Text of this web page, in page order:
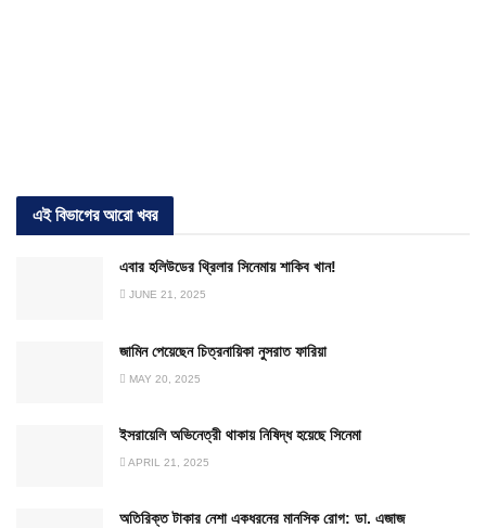
এই বিভাগের আরো খবর
এবার হলিউডের থ্রিলার সিনেমায় শাকিব খান!
JUNE 21, 2025
জামিন পেয়েছেন চিত্রনায়িকা নুসরাত ফারিয়া
MAY 20, 2025
ইসরায়েলি অভিনেত্রী থাকায় নিষিদ্ধ হয়েছে সিনেমা
APRIL 21, 2025
অতিরিক্ত টাকার নেশা একধরনের মানসিক রোগ: ডা. এজাজ